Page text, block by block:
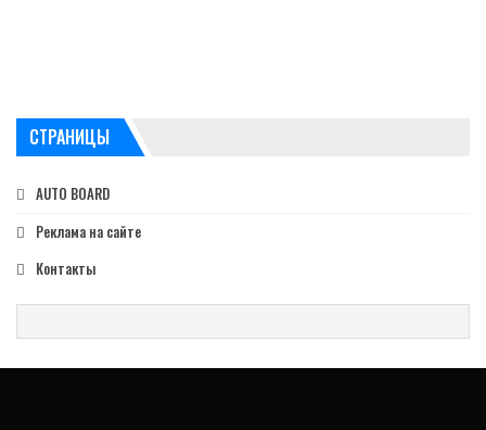
СТРАНИЦЫ
AUTO BOARD
Реклама на сайте
Контакты